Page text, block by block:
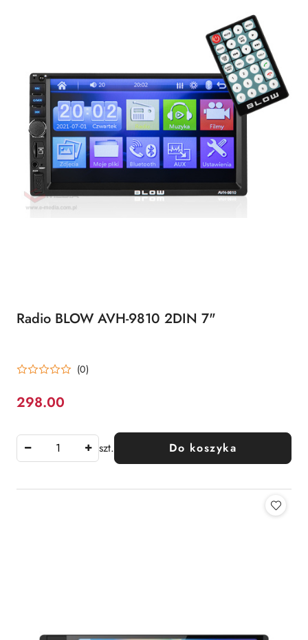
Radio BLOW AVH-9810 2DIN 7"
(0)
Cena:
298.00
szt. Do koszyka